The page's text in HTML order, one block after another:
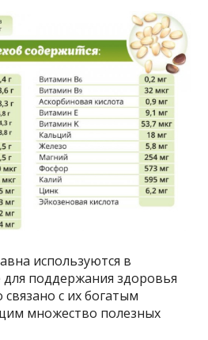
используются в
поддержания здоровья
с их богатым
множество полезных